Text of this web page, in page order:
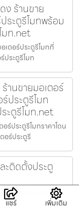
ง ร้านขาย
ระตูรีโมทพร้อม
มท.net
เตอร์ประตูรีโมทที่
ประตูรีโมท
านขายมอเตอร์
ประตูรีโมท
ะตูรีโมท.net
ร์ประตูรีโมทราคาโดน
อร์ประตูรี
ะติดตั้งประตู
ะไหล่ พร้อมบริการติด
ริกา
แชร์ เพิ่มเติม